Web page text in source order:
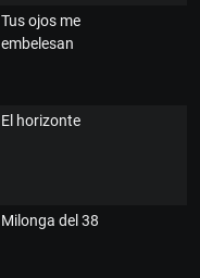
Tus ojos me
embelesan
El horizonte
Milonga del 38